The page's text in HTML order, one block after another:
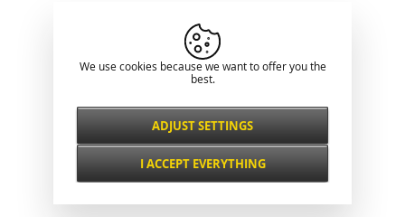
We use cookies because we want to offer you the
best.
Necessarily
ALWAYS ACTIVE
Functional and
ADJUST SETTINGS
I ACCEPT EVERYTHING